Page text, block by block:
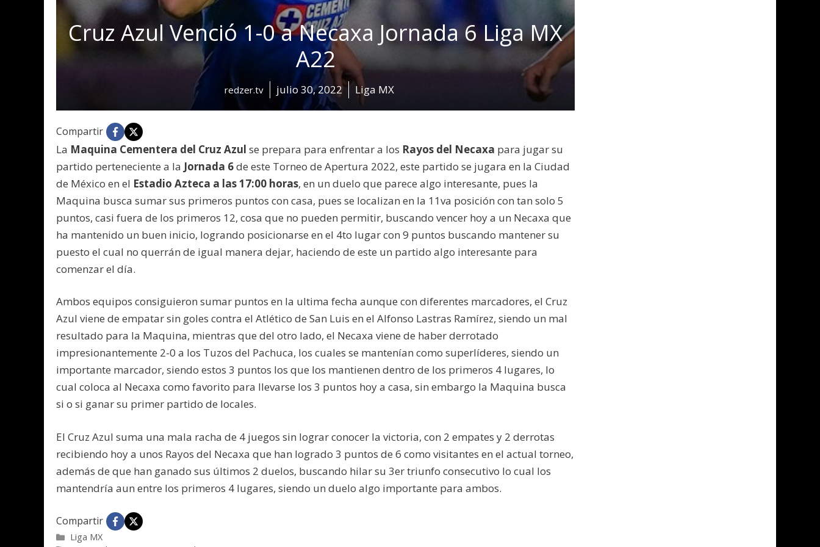
Cruz Azul Venció 1-0 a Necaxa Jornada 6 Liga MX
A22
redzer.tv julio 30, 2022 Liga MX
Compartir
La Maquina Cementera del Cruz Azul se prepara para enfrentar a los Rayos del Necaxa para jugar su
partido perteneciente a la Jornada 6de este Torneo de Apertura 2022, este partido se jugara en la Ciudad
de México en el Estadio Azteca a las 17:00 horas, en un duelo que parece algo interesante, pues la
Maquina busca sumar sus primeros puntos con casa, pues se localizan en la 11va posición con tan solo 5
puntos, casi fuera de los primeros 12, cosa que no pueden permitir, buscando vencer hoy a un Necaxa que
ha mantenido un buen inicio, logrando posicionarse en el 4to lugar con 9 puntos buscando mantener su
puesto el cual no querrán de igual manera dejar, haciendo de este un partido algo interesante para
comenzar el día.
Ambos equipos consiguieron sumar puntos en la ultima fecha aunque con diferentes marcadores, el Cruz
Azul viene de empatar sin goles contra el Atlético de San Luis en el Alfonso Lastras Ramírez, siendo un mal
resultado para la Maquina, mientras que del otro lado, el Necaxa viene de haber derrotado
impresionantemente 2-0 a los Tuzos del Pachuca, los cuales se mantenían como superlíderes, siendo un
importante marcador, siendo estos 3 puntos los que los mantienen dentro de los primeros 4 lugares, lo
cual coloca al Necaxa como favorito para llevarse los 3 puntos hoy a casa, sin embargo la Maquina busca
si o si ganar su primer partido de locales.
El Cruz Azul suma una mala racha de 4 juegos sin lograr conocer la victoria, con 2 empates y 2 derrotas
recibiendo hoy a unos Rayos del Necaxa que han logrado 3 puntos de 6 como visitantes en el actual torneo,
además de que han ganado sus últimos 2 duelos, buscando hilar su 3er triunfo consecutivo lo cual los
mantendría aun entre los primeros 4 lugares, siendo un duelo algo importante para ambos.
Compartir
Categorías
Liga MX